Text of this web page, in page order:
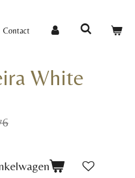
Contact
White